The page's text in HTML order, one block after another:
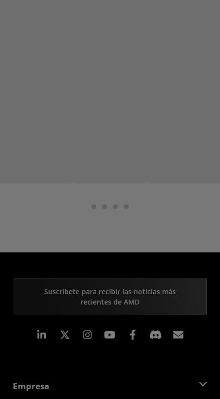
Suscríbete para recibir las noticias más
recientes de AMD
LinkedIn Instagram Facebook
Empresa